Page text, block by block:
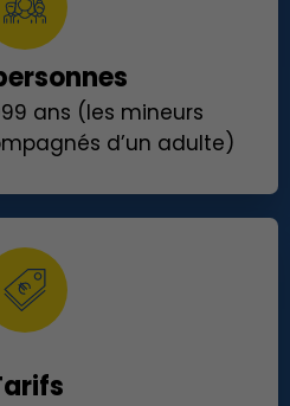
ans (les mineurs
d’un adulte)